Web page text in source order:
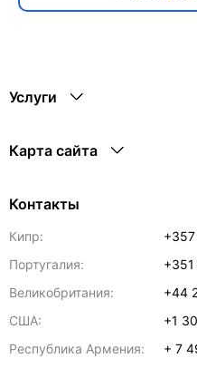
Услуги
Карта сайта
Контакты
Кипр:
Португалия:
Великобритания:
+44
США:
+1
Республика Армения:
+ 7